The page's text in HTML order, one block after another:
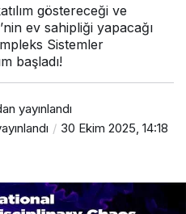
göstereceği ve
ev sahipliği yapacağı
Sistemler
başladı!
yayınlandı
30 Ekim 2025, 14:18